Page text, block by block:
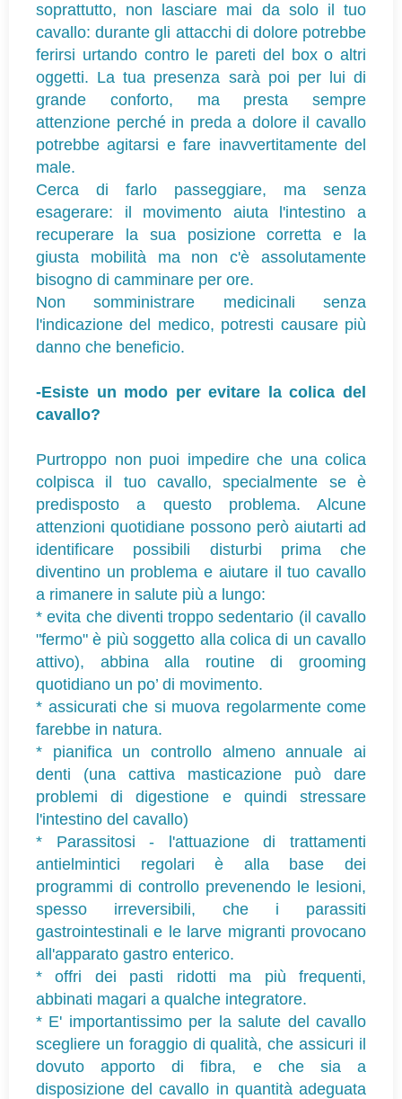
soprattutto, non lasciare mai da solo il tuo
cavallo: durante gli attacchi di dolore potrebbe
ferirsi urtando contro le pareti del box o altri
oggetti. La tua presenza sarà poi per lui di
grande conforto, ma presta sempre
attenzione perché in preda a dolore il cavallo
potrebbe agitarsi e fare inavvertitamente del
male.
Cerca di farlo passeggiare, ma senza
esagerare: il movimento aiuta l'intestino a
recuperare la sua posizione corretta e la
giusta mobilità ma non c'è assolutamente
bisogno di camminare per ore.
Non somministrare medicinali senza
l'indicazione del medico, potresti causare più
danno che beneficio.
-Esiste un modo per evitare la colica del
cavallo?
Purtroppo non puoi impedire che una colica
colpisca il tuo cavallo, specialmente se è
predisposto a questo problema. Alcune
attenzioni quotidiane possono però aiutarti ad
identificare possibili disturbi prima che
diventino un problema e aiutare il tuo cavallo
a rimanere in salute più a lungo:
* evita che diventi troppo sedentario (il cavallo
"fermo" è più soggetto alla colica di un cavallo
attivo), abbina alla routine di grooming
quotidiano un po’ di movimento.
* assicurati che si muova regolarmente come
farebbe in natura.
* pianifica un controllo almeno annuale ai
denti (una cattiva masticazione può dare
problemi di digestione e quindi stressare
l'intestino del cavallo)
* Parassitosi - l'attuazione di trattamenti
antielmintici regolari è alla base dei
programmi di controllo prevenendo le lesioni,
spesso irreversibili, che i parassiti
gastrointestinali e le larve migranti provocano
all'apparato gastro enterico.
* offri dei pasti ridotti ma più frequenti,
abbinati magari a qualche integratore.
* E' importantissimo per la salute del cavallo
scegliere un foraggio di qualità, che assicuri il
dovuto apporto di fibra, e che sia a
disposizione del cavallo in quantità adeguata